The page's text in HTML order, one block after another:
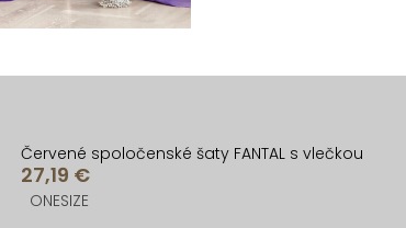
Červené spoločenské šaty FANTAL s vlečkou
27,19 €
ONESIZE